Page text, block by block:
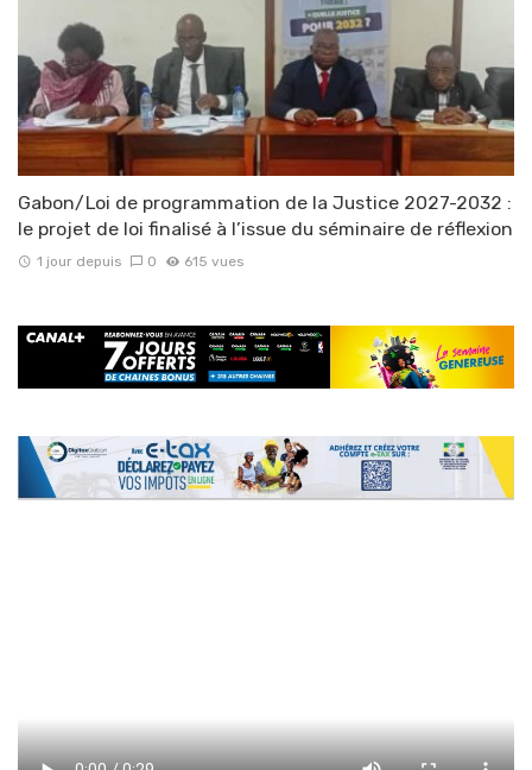
Gabon/Loi de programmation de la Justice 2027-2032 :
le projet de loi finalisé à l’issue du séminaire de réflexion
1 jour depuis 0 615 vues